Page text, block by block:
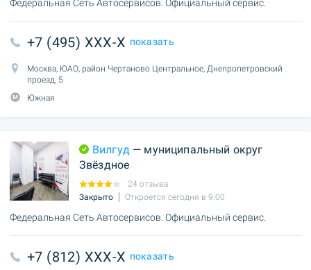
Федеральная Сеть Автосервисов. Официальный сервис.
+7 (495) XXX-X показать
Москва, ЮАО, район Чертаново Центральное, Днепропетровский
проезд, 5
Южная
Вилгуд — муниципальный округ
Звёздное
24 отзыва
Закрыто
Откроется сегодня в 9:00
Федеральная Сеть Автосервисов. Официальный сервис.
+7 (812) XXX-X показать